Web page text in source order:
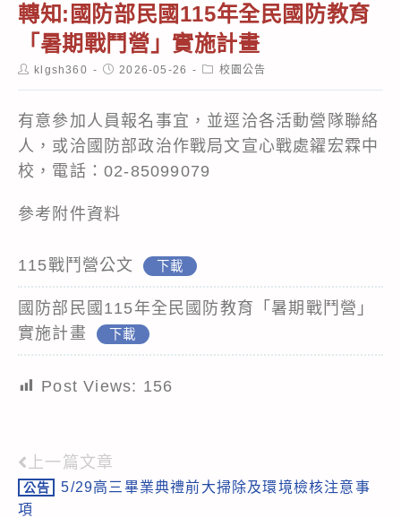
轉知:國防部民國115年全民國防教育
「暑期戰鬥營」實施計畫
Postklgsh360
Post2026-05-26
Post校園公告
有意參加人員報名事宜，並逕洽各活動營隊聯絡
人，或洽國防部政治作戰局文宣心戰處糴宏霖中
校，電話：02-85099079
參考附件資料
115戰鬥營公文 下載
國防部民國115年全民國防教育「暑期戰鬥營」
實施計畫
下載
Post Views: 156
Read
more
上一篇文章
公告
5/29高三畢業典禮前大掃除及環境檢核注意事
項